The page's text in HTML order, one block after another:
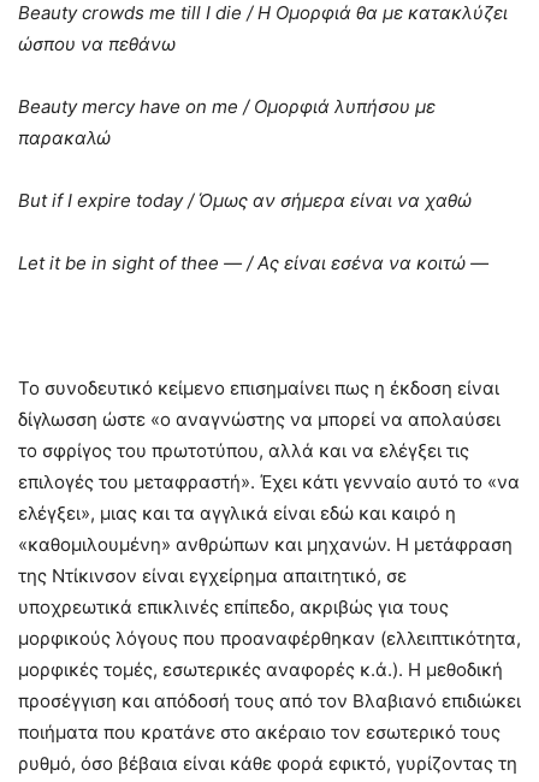
Beautycrowds me till I die / Η Ομορφιά θα με κατακλύζει
ώσπου να πεθάνω
Beautymercyhave on me / Ομορφιά λυπήσου με
παρακαλώ
ButifI expire today/ Όμως αν σήμερα είναι να χαθώ
Letitbe in sightofthee — /Ας είναι εσένα να κοιτώ —
Το συνοδευτικό κείμενο επισημαίνει πως η έκδοση είναι
δίγλωσση ώστε «ο αναγνώστης να μπορεί να απολαύσει
το σφρίγος του πρωτοτύπου, αλλά και να ελέγξει τις
επιλογές του μεταφραστή». Έχει κάτι γενναίο αυτό το «να
ελέγξει», μιας και τα αγγλικά είναι εδώ και καιρό η
«καθομιλουμένη» ανθρώπων και μηχανών. Η μετάφραση
της Ντίκινσον είναι εγχείρημα απαιτητικό, σε
υποχρεωτικά επικλινές επίπεδο, ακριβώς για τους
μορφικούς λόγους που προαναφέρθηκαν (ελλειπτικότητα,
μορφικές τομές, εσωτερικές αναφορές κ.ά.). Η μεθοδική
προσέγγιση και απόδοσή τους από τον Βλαβιανό επιδιώκει
ποιήματα που κρατάνε στο ακέραιο τον εσωτερικό τους
ρυθμό, όσο βέβαια είναι κάθε φορά εφικτό, γυρίζοντας τη